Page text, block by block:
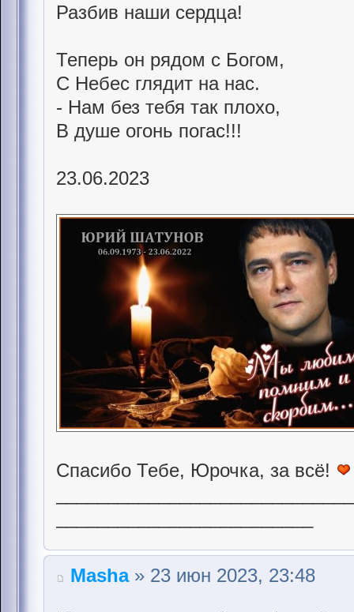
Разбив наши сердца!
Теперь он рядом с Богом,
С Небес глядит на нас.
- Нам без тебя так плохо,
В душе огонь погас!!!
23.06.2023
Спасибо Тебе, Юрочка, за всё!
Masha» 23 июн 2023, 23:48